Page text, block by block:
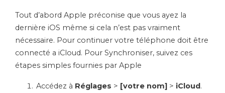
Tout d’abord Apple préconise que vous ayez la
dernière iOS même si cela n’est pas vraiment
nécessaire. Pour continuer votre téléphone doit être
connecté a iCloud. Pour Synchroniser, suivez ces
étapes simples fournies par Apple
Accédez à Réglages > [votre nom] > iCloud .